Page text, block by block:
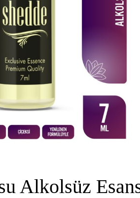
Alkolsüz